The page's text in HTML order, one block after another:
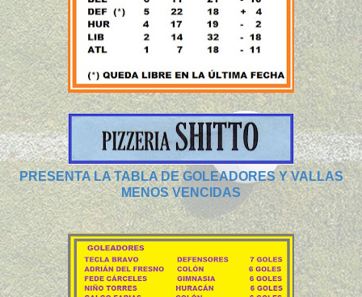
PRESENTA LA TABLA DE GOLEADORES Y VALLAS
MENOS VENCIDAS